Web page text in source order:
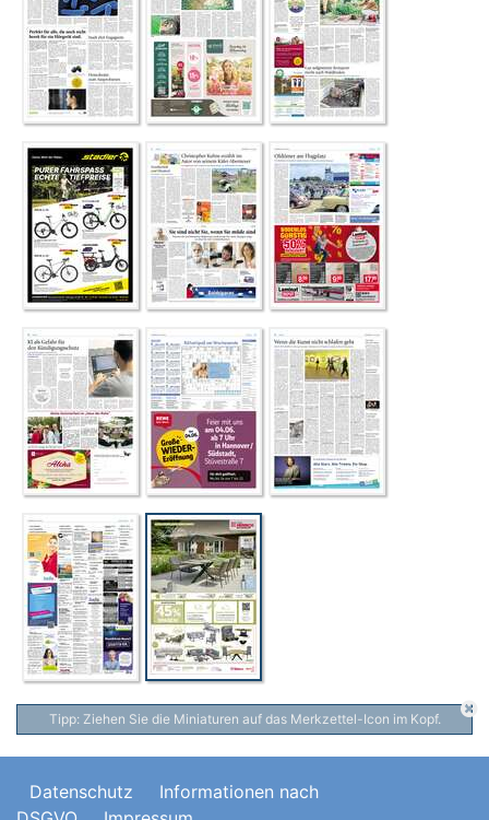
Tipp: Ziehen Sie die Miniaturen auf das Merkzettel-Icon im Kopf.
Datenschutz
Informationen nach